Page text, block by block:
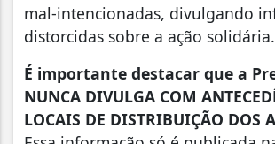
mal-intencionadas, divulgando
distorcidas sobre a ação solidária.
É importante destacar que a
NUNCA DIVULGA COM
LOCAIS DE DISTRIBUIÇÃO DOS